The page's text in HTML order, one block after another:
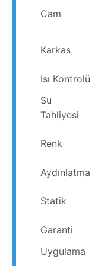
Cam
Karkas
Isı Kontrolü
Su
Tahliyesi
Renk
Aydınlatma
Statik
Garanti
Uygulama